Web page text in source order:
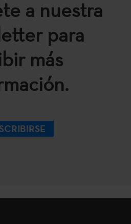
a nuestra
para
más